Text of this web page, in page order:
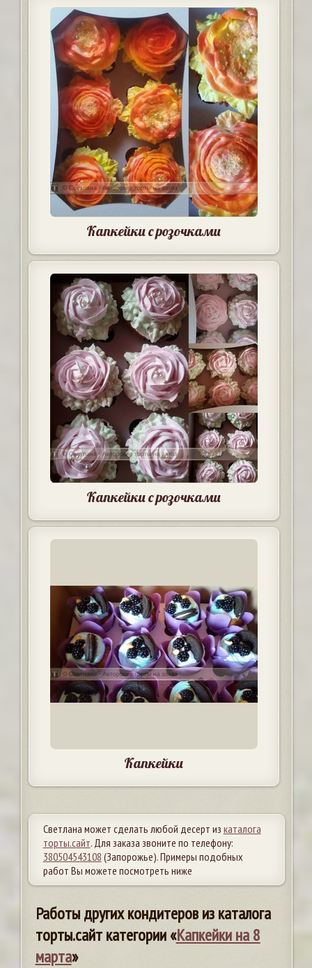
Капкейки с розочками
Капкейки с розочками
Капкейки
Светлана может сделать любой десерт из каталога
торты.сайт. Для заказа звоните по телефону:
380504543108 (Запорожье). Примеры подобных
работ Вы можете посмотреть ниже
Работы других кондитеров из каталога
торты.сайт категории «Капкейки на 8
марта»